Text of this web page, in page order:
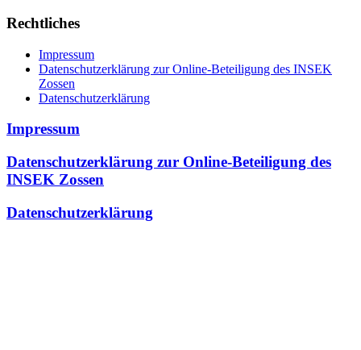
Rechtliches
Impressum
Datenschutzerklärung zur Online-Beteiligung des INSEK
Zossen
Datenschutzerklärung
Impressum
Datenschutzerklärung zur Online-Beteiligung des
INSEK Zossen
Datenschutzerklärung